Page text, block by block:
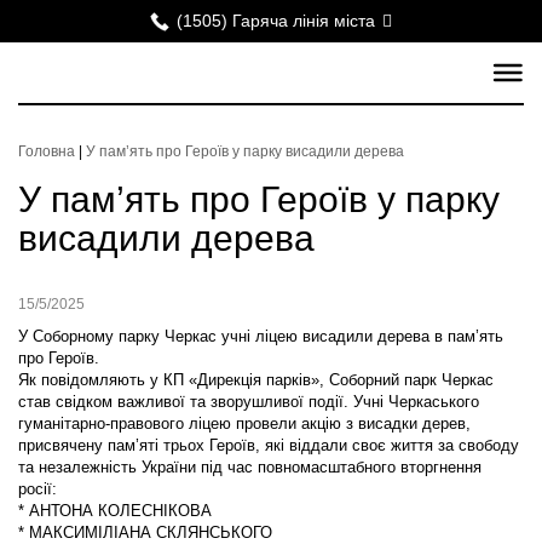
(1505) Гаряча лінія міста
Головна У пам’ять про Героїв у парку висадили дерева
У пам’ять про Героїв у парку
висадили дерева
15/5/2025
У Соборному парку Черкас учні ліцею висадили дерева в пам’ять
про Героїв.
Як повідомляють у КП «Дирекція парків», Соборний парк Черкас
став свідком важливої та зворушливої події. Учні Черкаського
гуманітарно-правового ліцею провели акцію з висадки дерев,
присвячену пам’яті трьох Героїв, які віддали своє життя за свободу
та незалежність України під час повномасштабного вторгнення
росії:
* АНТОНА КОЛЕСНІКОВА
* МАКСИМІЛІАНА СКЛЯНСЬКОГО